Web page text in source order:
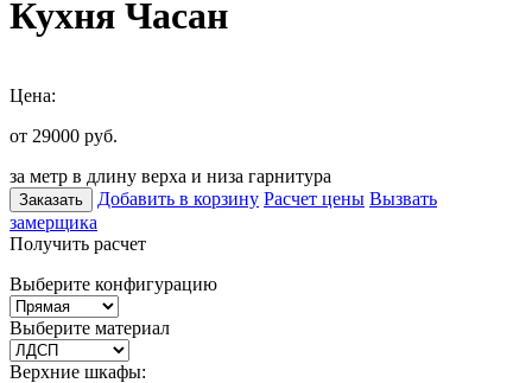
Кухня Часан
Цена:
от 29000 руб.
за метр в длину верха и низа гарнитура
Заказать Добавить в корзину Расчет цены Вызвать
замерщика
Получить расчет
Выберите конфигурацию
Выберите материал
Верхние шкафы: